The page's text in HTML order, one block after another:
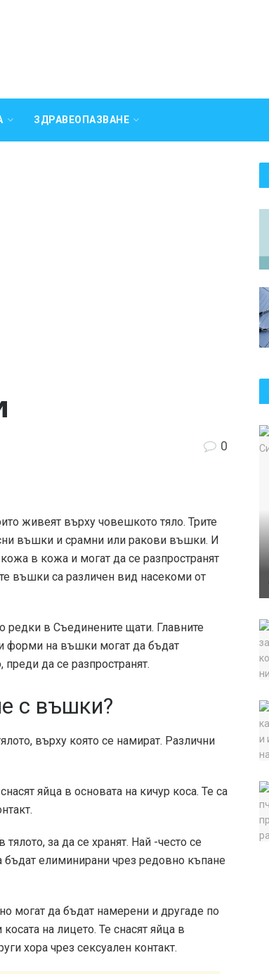
ЗДРАВЕОПАЗВАНЕ
0
живеят върху човешкото тяло. Трите
въшки и срамни или ракови въшки. И
в кожа и могат да се разпространят
въшки са различен вид насекоми от
редки в Съединените щати. Главните
форми на въшки могат да бъдат
да се разпространят.
с въшки?
върху която се намират. Различни
яйца в основата на кичур коса. Те са
за да се хранят. Най -често се
бъдат елиминирани чрез редовно къпане
могат да бъдат намерени и другаде по
на лицето. Те снасят яйца в
хора чрез сексуален контакт.